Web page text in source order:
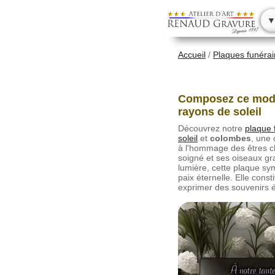
Accueil / Plaques
Composez ce
rayons de soleil
Découvrez notre plaque
soleil et colombes ,
à l'hommage des êtres
soigné et ses oiseaux
lumière, cette plaque
paix éternelle. Elle
exprimer des souvenirs